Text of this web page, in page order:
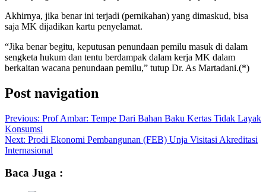
Akhirnya, jika benar ini terjadi (pernikahan) yang dimaskud, bisa
saja MK dijadikan kartu penyelamat.
“Jika benar begitu, keputusan penundaan pemilu masuk di dalam
sengketa hukum dan tentu berdampak dalam kerja MK dalam
berkaitan wacana penundaan pemilu,” tutup Dr. As Martadani.(*)
Post navigation
Previous: Prof Ambar: Tempe Dari Bahan Baku Kertas Tidak Layak
Konsumsi
Next: Prodi Ekonomi Pembangunan (FEB) Unja Visitasi Akreditasi
Internasional
Baca Juga :